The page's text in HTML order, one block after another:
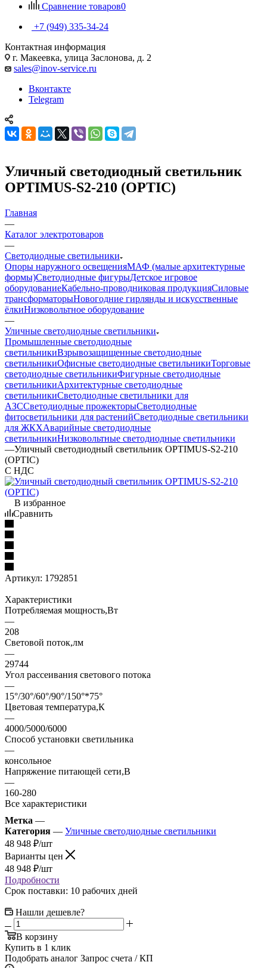
Сравнение товаров0
+7 (949) 335-34-24
Контактная информация
г. Макеевка, улица Заслонова, д. 2
sales@inov-service.ru
Вконтакте
Telegram
Уличный светодиодный светильник
OPTIMUS-S2-210 (OPTIC)
Главная
—
Каталог электротоваров
—
Светодиодные светильники
Опоры наружного освещенияМАФ (малые архитектурные
формы)Светодиодные фигурыДетское игровое
оборудованиеКабельно-проводниковая продукцияСиловые
трансформаторыНовогодние гирлянды и искусственные
ёлкиНизковольтное оборудование
—
Уличные светодиодные светильники
Промышленные светодиодные
светильникиВзрывозащищенные светодиодные
светильникиОфисные светодиодные светильникиТорговые
светодиодные светильникиФигурные светодиодные
светильникиАрхитектурные светодиодные
светильникиСветодиодные светильники для
АЗССветодиодные прожекторыСветодиодные
фитосветильники для растенийСветодиодные светильники
для ЖКХАварийные светодиодные
светильникиНизковольтные светодиодные светильники
—Уличный светодиодный светильник OPTIMUS-S2-210
(OPTIC)
С НДС
В избранное
Сравнить
Артикул: 1792851
Характеристики
Потребляемая мощность,Вт
—
208
Световой поток,лм
—
29744
Угол рассеивания светового потока
—
15°/30°/60°/90°/150°*75°
Цветовая температура,К
—
4000/5000/6000
Способ установки светильника
—
консольное
Напряжение питающей сети,В
—
160-280
Все характеристики
Метка —
Категория — Уличные светодиодные светильники
48 948 ₽/шт
Варианты цен
48 948 ₽/шт
Подробности
Срок поставки: 10 рабочих дней
Нашли дешевле?
В корзину
Купить в 1 клик
Подобрать аналог Запрос счета / КП